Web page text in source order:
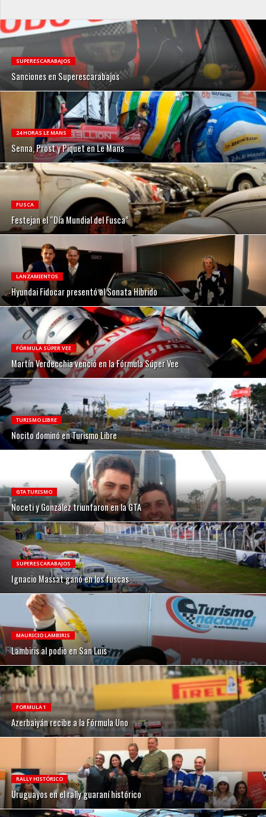
SUPERESCARABAJOS
Sanciones en Superescarabajos
24 HORAS LE MANS
Senna, Prost y Piquet en Le Mans
FUSCA
Festejan el “Día Mundial del Fusca”
LANZAMIENTOS
Hyundai Fidocar presentó al Sonata Híbrido
FÓRMULA SÚPER VEE
Martín Verdecchia venció en la Fórmula Súper Vee
TURISMO LIBRE
Nocito dominó en Turismo Libre
GTA TURISMO
Noceti y González triunfaron en la GTA
SUPERESCARABAJOS
Ignacio Massat ganó en los fuscas
MAURICIO LAMBIRIS
Lambiris al podio en San Luis
FORMULA 1
Azerbaiyán recibe a la Fórmula Uno
RALLY HISTÓRICO
Uruguayos en el rally guaraní histórico